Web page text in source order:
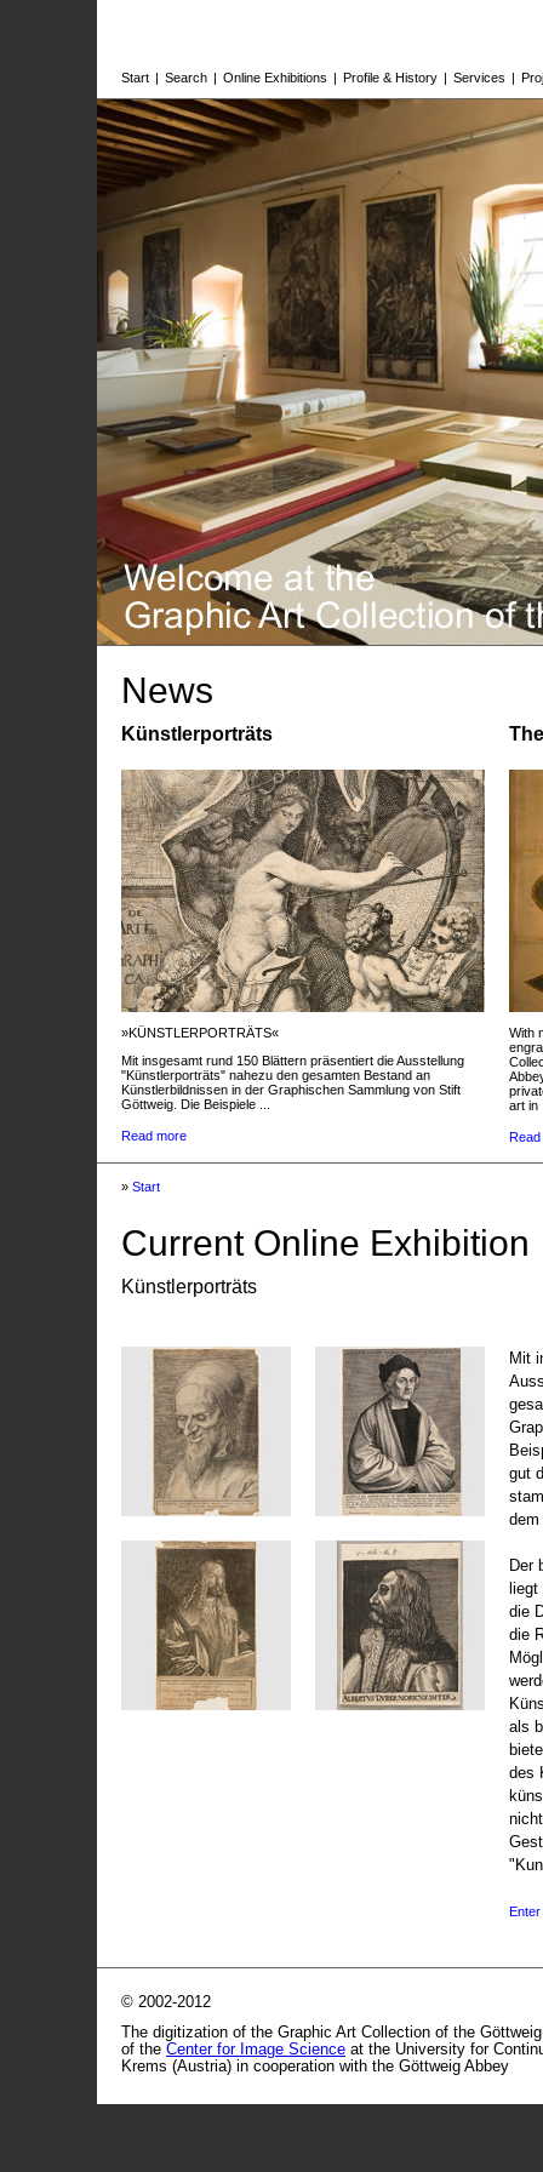
Start | Search | Online Exhibitions | Profile & History | Services |
News
Künstlerporträts
»KÜNSTLERPORTRÄTS«
Mit insgesamt rund 150 Blättern präsentiert die Ausstellung
"Künstlerporträts" nahezu den gesamten Bestand an
Künstlerbildnissen in der Graphischen Sammlung von Stift
Göttweig. Die Beispiele ...
Read more
With
art in
» Start
Current Online Exhibition
Künstlerporträts
Mit
gut
dem
Der
die
die
als
des
Enter
© 2002-2012
The digitization of the Graphic Art Collection of the
of the Center for Image Science at the University for
Krems (Austria) in cooperation with the Göttweig Abbey